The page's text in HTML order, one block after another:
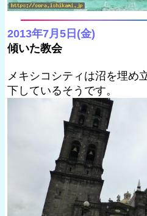
2013年7月5日(金)
傾いた教会
メキシコシティは沼を埋め
下しているそうです。